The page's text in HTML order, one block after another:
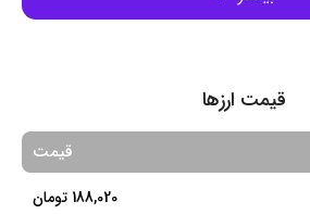
0.377
0.387
0.001
0.002
0.066
0.068
قیمت ارزها
قیمت
188,020 تومان